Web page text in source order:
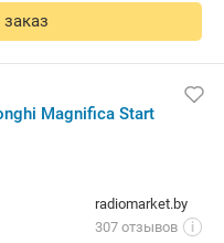
Magnifica Start
radiomarket.by
307 отзывов
i